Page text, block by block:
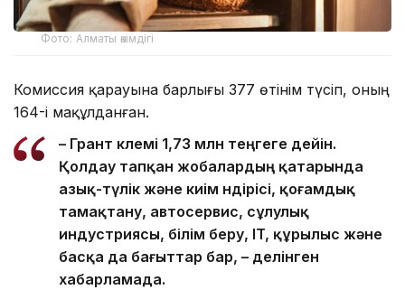
Фото: Алматы әкімдігі
Комиссия қарауына барлығы 377 өтінім түсіп, оның
164-і мақұлданған.
– Грант көлемі 1,73 млн теңгеге дейін.
Қолдау тапқан жобалардың қатарында
азық-түлік және киім өндірісі, қоғамдық
тамақтану, автосервис, сұлулық
индустриясы, білім беру, IT, құрылыс және
басқа да бағыттар бар, – делінген
хабарламада.